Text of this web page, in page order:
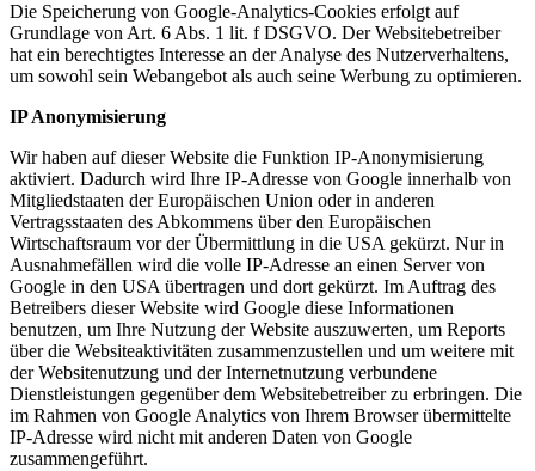
Die Speicherung von Google-Analytics-Cookies erfolgt auf
Grundlage von Art. 6 Abs. 1 lit. f DSGVO. Der Websitebetreiber
hat ein berechtigtes Interesse an der Analyse des Nutzerverhaltens,
um sowohl sein Webangebot als auch seine Werbung zu optimieren.
IP Anonymisierung
Wir haben auf dieser Website die Funktion IP-Anonymisierung
aktiviert. Dadurch wird Ihre IP-Adresse von Google innerhalb von
Mitgliedstaaten der Europäischen Union oder in anderen
Vertragsstaaten des Abkommens über den Europäischen
Wirtschaftsraum vor der Übermittlung in die USA gekürzt. Nur in
Ausnahmefällen wird die volle IP-Adresse an einen Server von
Google in den USA übertragen und dort gekürzt. Im Auftrag des
Betreibers dieser Website wird Google diese Informationen
benutzen, um Ihre Nutzung der Website auszuwerten, um Reports
über die Websiteaktivitäten zusammenzustellen und um weitere mit
der Websitenutzung und der Internetnutzung verbundene
Dienstleistungen gegenüber dem Websitebetreiber zu erbringen. Die
im Rahmen von Google Analytics von Ihrem Browser übermittelte
IP-Adresse wird nicht mit anderen Daten von Google
zusammengeführt.